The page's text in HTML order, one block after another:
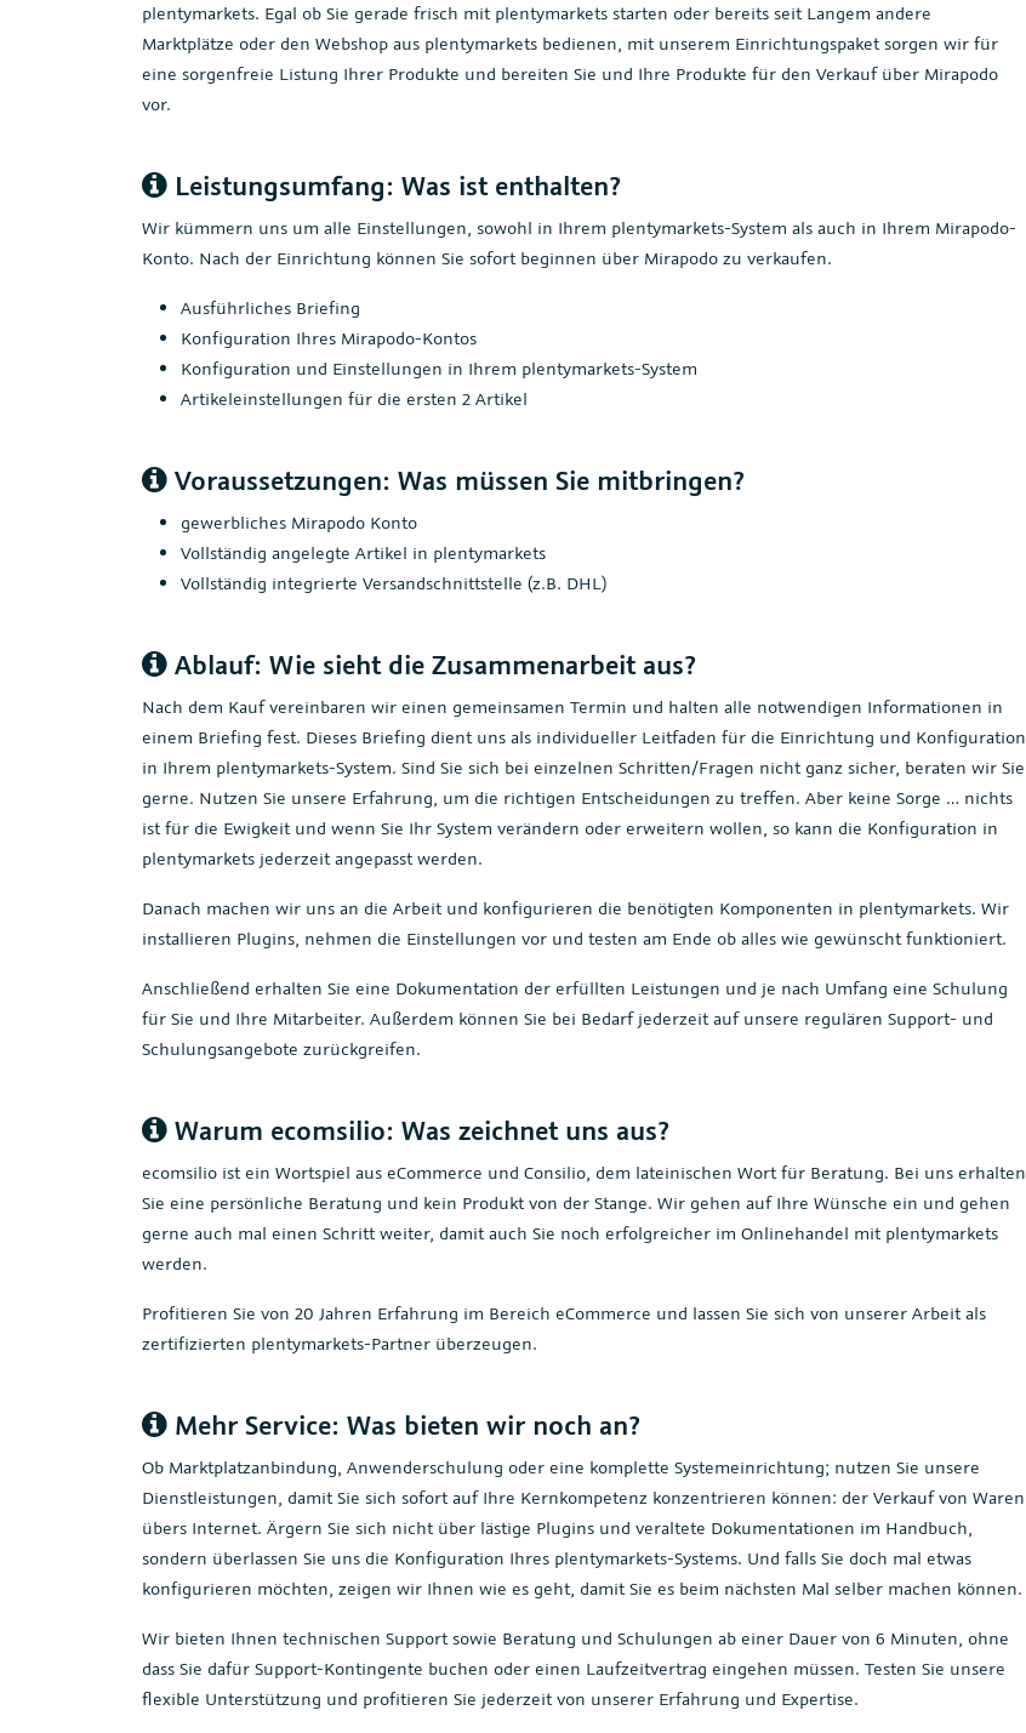
plentymarkets. Egal ob Sie gerade frisch mit plentymarkets starten oder bereits seit Langem andere
Marktplätze oder den Webshop aus plentymarkets bedienen, mit unserem Einrichtungspaket sorgen wir für
eine sorgenfreie Listung Ihrer Produkte und bereiten Sie und Ihre Produkte für den Verkauf über Mirapodo
vor.
Leistungsumfang: Was ist enthalten?
Wir kümmern uns um alle Einstellungen, sowohl in Ihrem plentymarkets-System als auch in Ihrem Mirapodo-
Konto. Nach der Einrichtung können Sie sofort beginnen über Mirapodo zu verkaufen.
Ausführliches Briefing
Konfiguration Ihres Mirapodo-Kontos
Konfiguration und Einstellungen in Ihrem plentymarkets-System
Artikeleinstellungen für die ersten 2 Artikel
Voraussetzungen: Was müssen Sie mitbringen?
gewerbliches Mirapodo Konto
Vollständig angelegte Artikel in plentymarkets
Vollständig integrierte Versandschnittstelle (z.B. DHL)
Ablauf: Wie sieht die Zusammenarbeit aus?
Nach dem Kauf vereinbaren wir einen gemeinsamen Termin und halten alle notwendigen Informationen in
einem Briefing fest. Dieses Briefing dient uns als individueller Leitfaden für die Einrichtung und Konfiguration
in Ihrem plentymarkets-System. Sind Sie sich bei einzelnen Schritten/Fragen nicht ganz sicher, beraten wir Sie
gerne. Nutzen Sie unsere Erfahrung, um die richtigen Entscheidungen zu treffen. Aber keine Sorge … nichts
ist für die Ewigkeit und wenn Sie Ihr System verändern oder erweitern wollen, so kann die Konfiguration in
plentymarkets jederzeit angepasst werden.
Danach machen wir uns an die Arbeit und konfigurieren die benötigten Komponenten in plentymarkets. Wir
installieren Plugins, nehmen die Einstellungen vor und testen am Ende ob alles wie gewünscht funktioniert.
Anschließend erhalten Sie eine Dokumentation der erfüllten Leistungen und je nach Umfang eine Schulung
für Sie und Ihre Mitarbeiter. Außerdem können Sie bei Bedarf jederzeit auf unsere regulären Support- und
Schulungsangebote zurückgreifen.
Warum ecomsilio: Was zeichnet uns aus?
ecomsilio ist ein Wortspiel aus eCommerce und Consilio, dem lateinischen Wort für Beratung. Bei uns erhalten
Sie eine persönliche Beratung und kein Produkt von der Stange. Wir gehen auf Ihre Wünsche ein und gehen
gerne auch mal einen Schritt weiter, damit auch Sie noch erfolgreicher im Onlinehandel mit plentymarkets
werden.
Profitieren Sie von 20 Jahren Erfahrung im Bereich eCommerce und lassen Sie sich von unserer Arbeit als
zertifizierten plentymarkets-Partner überzeugen.
Mehr Service: Was bieten wir noch an?
Ob Marktplatzanbindung, Anwenderschulung oder eine komplette Systemeinrichtung; nutzen Sie unsere
Dienstleistungen, damit Sie sich sofort auf Ihre Kernkompetenz konzentrieren können: der Verkauf von Waren
übers Internet. Ärgern Sie sich nicht über lästige Plugins und veraltete Dokumentationen im Handbuch,
sondern überlassen Sie uns die Konfiguration Ihres plentymarkets-Systems. Und falls Sie doch mal etwas
konfigurieren möchten, zeigen wir Ihnen wie es geht, damit Sie es beim nächsten Mal selber machen können.
Wir bieten Ihnen technischen Support sowie Beratung und Schulungen ab einer Dauer von 6 Minuten, ohne
dass Sie dafür Support-Kontingente buchen oder einen Laufzeitvertrag eingehen müssen. Testen Sie unsere
flexible Unterstützung und profitieren Sie jederzeit von unserer Erfahrung und Expertise.